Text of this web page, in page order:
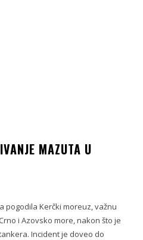
MAZUTA U
pogodila Kerčki moreuz, važnu
i Azovsko more, nakon što je
Incident je doveo do